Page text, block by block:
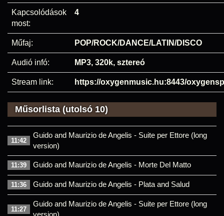
Kapcsolódások
most:
4
Műfaj: POP/ROCK/DANCE/LATIN/DISCO
Audió infó: MP3, 320k, sztereó
Stream link: https://oxygenmusic.hu:8443/
Műsorlista (utolsó 10)
11:42
Guido and Maurizio de Angelis - Suite per Ettore (long
version)
11:39 Guido and Maurizio de Angelis - Morte Del Matto
11:36 Guido and Maurizio de Angelis - Plata and Salud
11:27
Guido and Maurizio de Angelis - Suite per Ettore (long
version)